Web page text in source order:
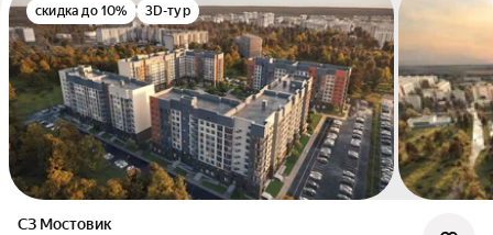
скидка до 10% 3D-тур
СЗ Мостовик